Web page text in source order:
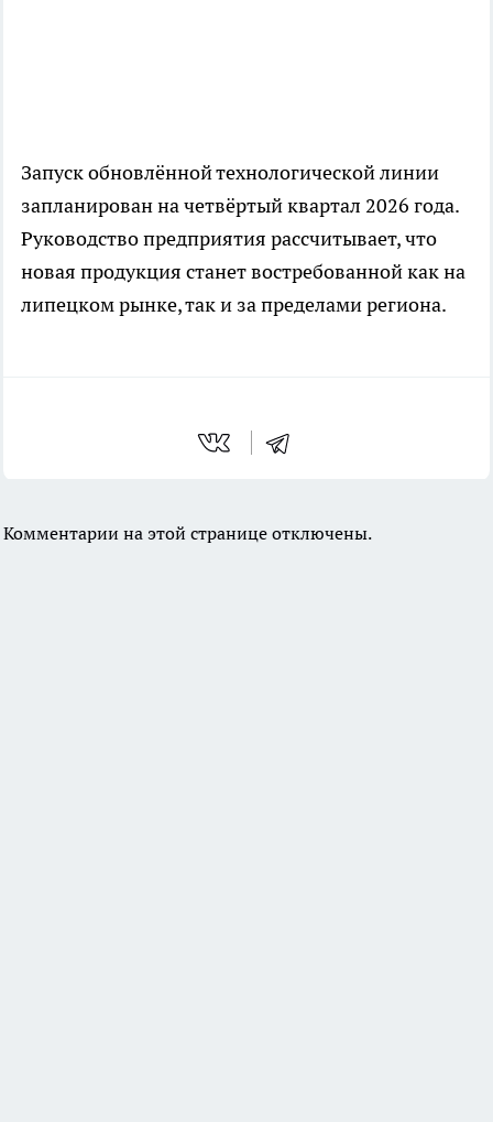
Запуск обновлённой технологической линии
запланирован на четвёртый квартал 2026 года.
Руководство предприятия рассчитывает, что
новая продукция станет востребованной как на
липецком рынке, так и за пределами региона.
Комментарии на этой странице отключены.